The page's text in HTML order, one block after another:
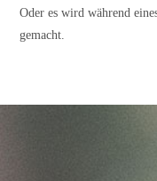
Oder es wird während
gemacht.